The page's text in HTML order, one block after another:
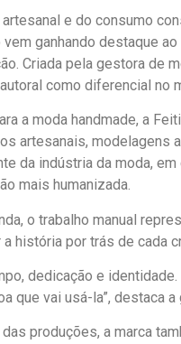
e do consumo
vem ganhando destaque
Criada pela gestora de
como diferencial no
a moda handmade, a
artesanais, modelagens
da indústria da moda,
mais humanizada.
o trabalho manual
história por trás de cada
dedicação e
que vai usá-la”, destaca a
produções, a marca